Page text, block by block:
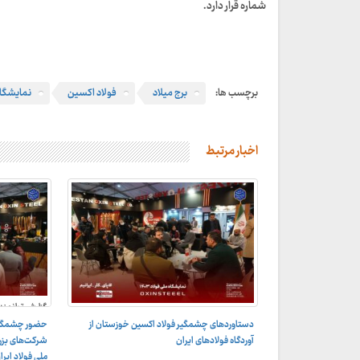
شماره قرار دارد.
برچسب ها: برج میلاد فولاد اکسین
اخبار مرتبط
دستاوردهای چشمگیر فولاد اکسین خوزستان از
آوردگاه فولادهای ایران
گزارش
ملی
نمایشگاه ملی
حضور‌
شرکت‌های